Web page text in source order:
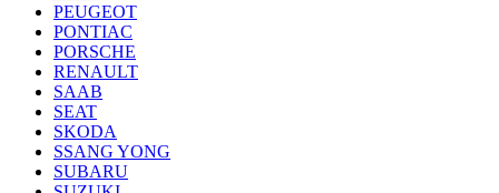
PEUGEOT
PONTIAC
PORSCHE
RENAULT
SAAB
SEAT
SKODA
SSANG YONG
SUBARU